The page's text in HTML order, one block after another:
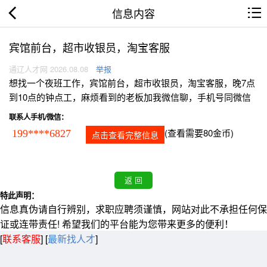
信息内容
宾馆前台，超市收银员，淘宝客服
通辽人才网 2026.08.08 举报
想找一个夜班工作，宾馆前台，超市收银员，淘宝客服，晚7点
到10点的钟点工，麻烦看到的老板加我微信聊，手机号同微信
联系人手机/微信：
199****6827 点击查看完整信息 (查看需要80金币)
特此声明：
信息真伪请自行辨别，求职应聘须谨慎，网站对此不承担任何保
证或连带责任! 希望我们的平台能为您带来更多的便利！
[联系客服] [最新找人才]